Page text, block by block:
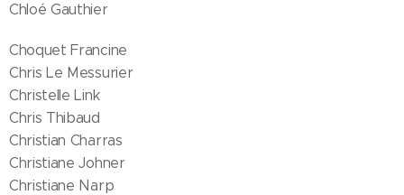
Chloé Gauthier
Choquet Francine
Chris Le Messurier
Christelle Link
Chris Thibaud
Christian Charras
Christiane Johner
Christiane Narp